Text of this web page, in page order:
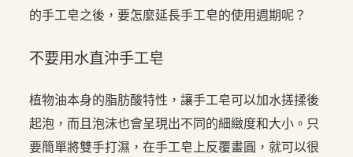
的手工皂之後，要怎麼延長手工皂的使用週期呢？
不要用水直沖手工皂
植物油本身的脂肪酸特性，讓手工皂可以加水搓揉後
起泡，而且泡沫也會呈現出不同的細緻度和大小。只
要簡單將雙手打濕，在手工皂上反覆畫圓，就可以很